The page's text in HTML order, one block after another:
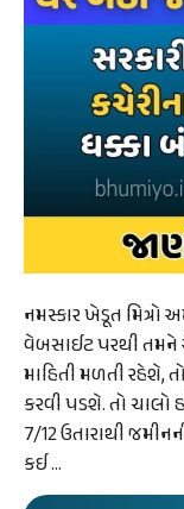
નમસ્કાર ખેડૂત
વેબસાઈટ પરથી તમને
માહિતી મળતી રહેશે,
કરવી પડશે. તો
7/12 ઉતારાથી
કઈ …